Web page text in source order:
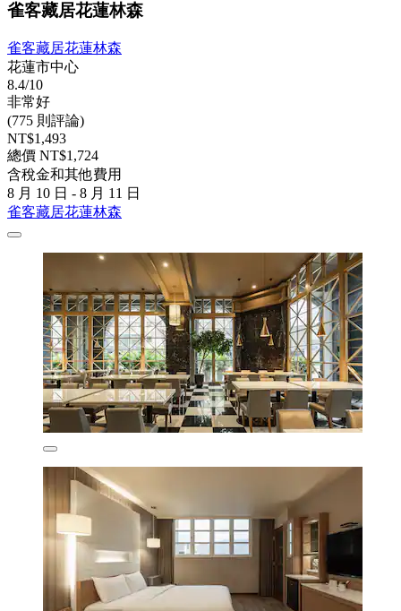
雀客藏居花蓮林森
雀客藏居花蓮林森
花蓮市中心
8.4/10
非常好
(775 則評論)
NT$1,493
總價 NT$1,724
含稅金和其他費用
8 月 10 日 - 8 月 11 日
雀客藏居花蓮林森